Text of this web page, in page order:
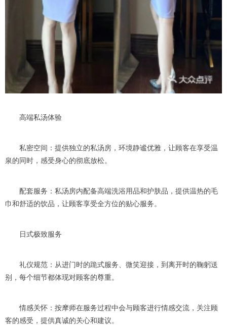
高端私汤体验
私密空间：提供独立的私汤房，环境静谧优雅，让顾客在享受温
泉的同时，感受身心的彻底放松。
配套服务：私汤房内配备高端洗浴用品和护肤品，提供温热的毛
巾和舒适的饮品，让顾客享受全方位的贴心服务。
日式极致服务
礼仪规范：从进门时的跪式服务、微笑迎接，到离开时的鞠躬送
别，每个细节都体现对顾客的尊重。
情感关怀：按摩师在服务过程中会与顾客进行情感交流，关注顾
客的感受，提供真诚的关心和建议。